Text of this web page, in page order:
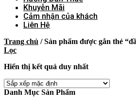
Khuyễn Mãi
Cảm nhận của khách
Liên Hệ
Trang chủ /Sản phẩm được gắn thẻ
Lọc
Hiển thị kết quả duy nhất
Danh Mục Sản Phẩm